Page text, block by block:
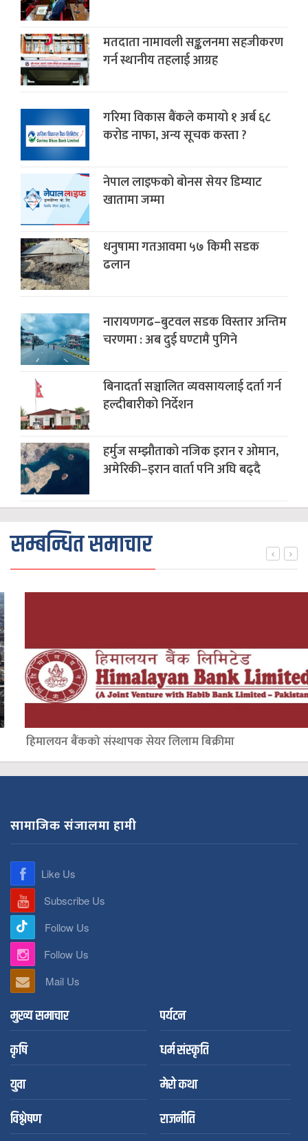
मतदाता नामावली सङ्कलनमा सहजीकरण
गर्न स्थानीय तहलाई आग्रह
गरिमा विकास बैंकले कमायो १ अर्ब ६८
करोड नाफा, अन्य सूचक कस्ता ?
नेपाल लाइफको बोनस सेयर डिम्याट
खातामा जम्मा
धनुषामा गतआवमा ५७ किमी सडक
ढलान
नारायणगढ–बुटवल सडक विस्तार अन्तिम
चरणमा : अब दुई घण्टामै पुगिने
बिनादर्ता सञ्चालित व्यवसायलाई दर्ता गर्न
हल्दीबारीको निर्देशन
हर्मुज सम्झौताको नजिक इरान र ओमान,
अमेरिकी–इरान वार्ता पनि अघि बढ्दै
सम्बन्धित समाचार
हिमालयन बैंकको संस्थापक सेयर लिलाम बिक्रीमा
सामाजिक संजालमा हामी
Like Us
Subscribe Us
Follow Us
Follow Us
Mail Us
मुख्य समाचार
पर्यटन
कृषि
धर्म संस्कृति
युवा
मेरो कथा
विश्लेषण
राजनीति